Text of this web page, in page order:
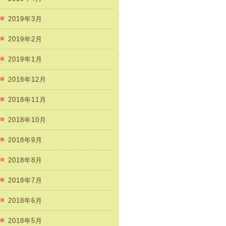
2019年3月
2019年2月
2019年1月
2018年12月
2018年11月
2018年10月
2018年9月
2018年8月
2018年7月
2018年6月
2018年5月